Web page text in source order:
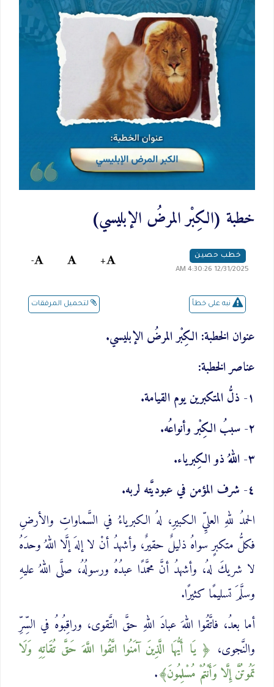
خطبة (الكِبْر المرضُ الإبليسي)
خطب حصين
12/31/2025 4:30:26 AM
+
-
نبه على خطأ لتحميل المرفقات
عنوان الخطبة: الكِبْر المرضُ الإبليسي.
عناصر الخطبة:
١- ذلُّ المتكبرين يوم القيامة.
٢- سببُ الكِبْر وأنواعُه.
٣- اللهُ ذو الكِبرياء.
٤- شرف المؤمن في عبوديَّته لربه.
الحمدُ للهِ العليِّ الكبيرِ، لهُ الكبرياءُ في السَّماواتِ والأرضِ
فكلُّ متكبرٍ سواهُ ذليلٌ حقيرٌ، وأشهدُ أنْ لا إلهَ إلَّا اللهُ وحدَهُ
لا شريكَ لهُ، وأشهدُ أنَّ محمَّدًا عبدُهُ ورسولُهُ، صلَّى اللهُ عليهِ
وسلَّمَ تسليمًا كثيرًا.
أما بعدُ، فاتَّقُوا اللهَ عبادَ اللهِ حقَّ التَّقوى، وراقِبُوهُ في السِّرِّ
والنَّجوى،
يَا أَيُّهَا الَّذِينَ آمَنُوا اتَّقُوا اللَّهَ حَقَّ تُقَاتِهِ وَلَا
تَمُوتُنَّ إِلَّا وَأَنْتُمْ مُسْلِمُونَ .